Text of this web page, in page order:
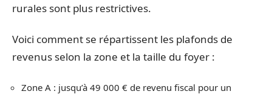
rurales sont plus restrictives.
Voici comment se répartissent les plafonds de
revenus selon la zone et la taille du foyer :
Zone A : jusqu’à 49 000 € de revenu fiscal pour un